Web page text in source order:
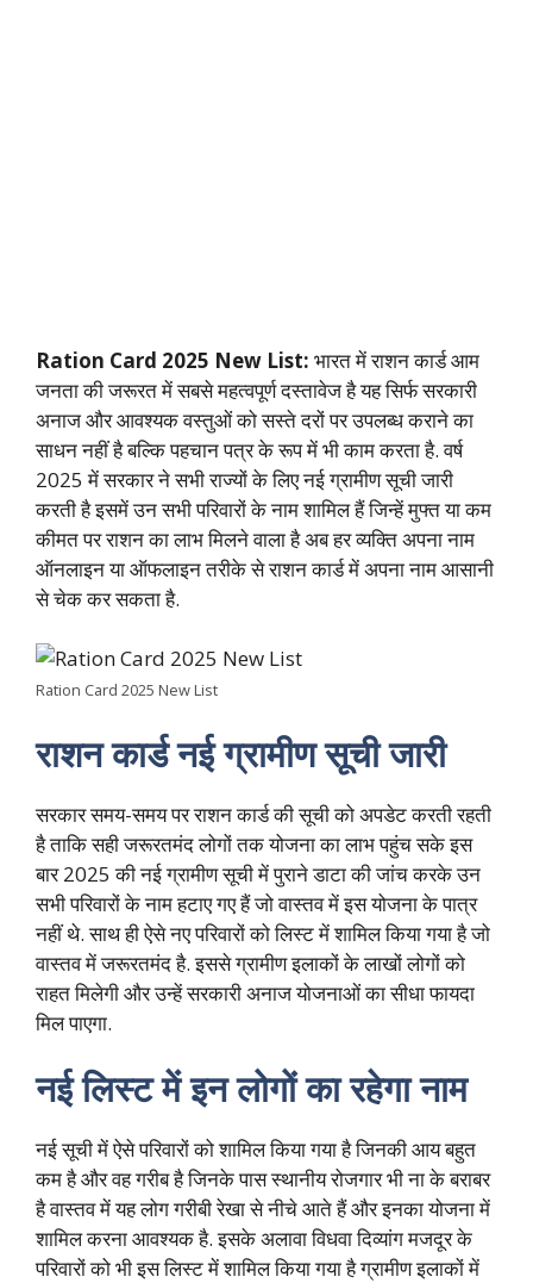
Ration Card 2025 New List: भारत में राशन कार्ड आम
जनता की जरूरत में सबसे महत्वपूर्ण दस्तावेज है यह सिर्फ सरकारी
अनाज और आवश्यक वस्तुओं को सस्ते दरों पर उपलब्ध कराने का
साधन नहीं है बल्कि पहचान पत्र के रूप में भी काम करता है. वर्ष
2025 में सरकार ने सभी राज्यों के लिए नई ग्रामीण सूची जारी
करती है इसमें उन सभी परिवारों के नाम शामिल हैं जिन्हें मुफ्त या कम
कीमत पर राशन का लाभ मिलने वाला है अब हर व्यक्ति अपना नाम
ऑनलाइन या ऑफलाइन तरीके से राशन कार्ड में अपना नाम आसानी
से चेक कर सकता है.
Ration Card 2025 New List
राशन कार्ड नई ग्रामीण सूची जारी
सरकार समय-समय पर राशन कार्ड की सूची को अपडेट करती रहती
है ताकि सही जरूरतमंद लोगों तक योजना का लाभ पहुंच सके इस
बार 2025 की नई ग्रामीण सूची में पुराने डाटा की जांच करके उन
सभी परिवारों के नाम हटाए गए हैं जो वास्तव में इस योजना के पात्र
नहीं थे. साथ ही ऐसे नए परिवारों को लिस्ट में शामिल किया गया है जो
वास्तव में जरूरतमंद है. इससे ग्रामीण इलाकों के लाखों लोगों को
राहत मिलेगी और उन्हें सरकारी अनाज योजनाओं का सीधा फायदा
मिल पाएगा.
नई लिस्ट में इन लोगों का रहेगा नाम
नई सूची में ऐसे परिवारों को शामिल किया गया है जिनकी आय बहुत
कम है और वह गरीब है जिनके पास स्थानीय रोजगार भी ना के बराबर
है वास्तव में यह लोग गरीबी रेखा से नीचे आते हैं और इनका योजना में
शामिल करना आवश्यक है. इसके अलावा विधवा दिव्यांग मजदूर के
परिवारों को भी इस लिस्ट में शामिल किया गया है ग्रामीण इलाकों में